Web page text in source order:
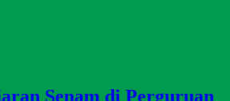
Senam di Perguruan